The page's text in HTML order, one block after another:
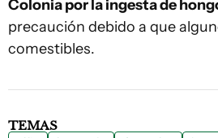
Colonia por la ingesta de
precaución debido a que
comestibles.
TEMAS